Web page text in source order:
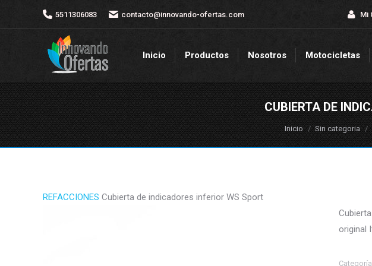
5511306083 contacto@innovando-ofertas.com Mi
Inicio Productos Nosotros Motocicletas
CUBIERTA DE
Estás aquí:
Inicio Sin categoria
REFACCIONES Cubierta de indicadores inferior WS Sport
original
5511306083 contacto@innovando-ofertas.com Mi
Inicio Productos Nosotros Motocicletas